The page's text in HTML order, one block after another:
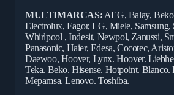
MULTIMARCAS: AEG, Balay,
Electrolux, Fagor, LG, Miele, Samsung,
Whirlpool , Indesit, Newpol, Zanussi,
Panasonic, Haier, Edesa, Cocotec,
Daewoo, Hoover, Lynx. Hoover.
Teka. Beko. Hisense. Hotpoint. Blanco.
Mepamsa. Lenovo. Toshiba.